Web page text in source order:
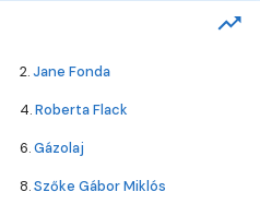
2.Jane Fonda
4.Roberta Flack
6.Gázolaj
8.Szőke Gábor Miklós